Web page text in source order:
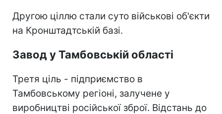
Другою ціллю стали суто військові об'єкти
на Кронштадтській базі.
Завод у Тамбовській області
Третя ціль - підприємство в
Тамбовському регіоні, залучене у
виробництві російської зброї. Відстань до